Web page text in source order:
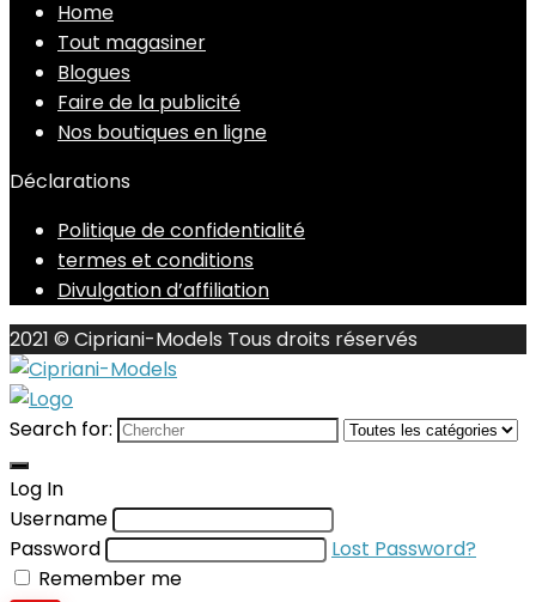
Home
Tout magasiner
Blogues
Faire de la publicité
Nos boutiques en ligne
Déclarations
Politique de confidentialité
termes et conditions
Divulgation d’affiliation
2021 © Cipriani-Models Tous droits réservés
Search for:
Log In
Username
Password
Lost Password?
Remember me